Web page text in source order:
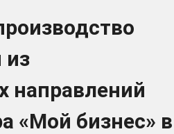
из
направлений
«Мой бизнес» в